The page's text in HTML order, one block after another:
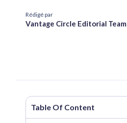
Rédigé par
Vantage Circle Editorial Team